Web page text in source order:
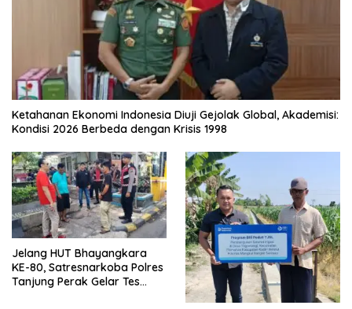
Ketahanan Ekonomi Indonesia Diuji Gejolak Global, Akademisi:
Kondisi 2026 Berbeda dengan Krisis 1998
Jelang HUT Bhayangkara
KE-80, Satresnarkoba Polres
Tanjung Perak Gelar Tes